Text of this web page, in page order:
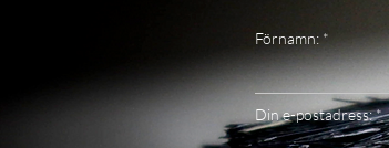
Din e-postadress:
Förnamn: